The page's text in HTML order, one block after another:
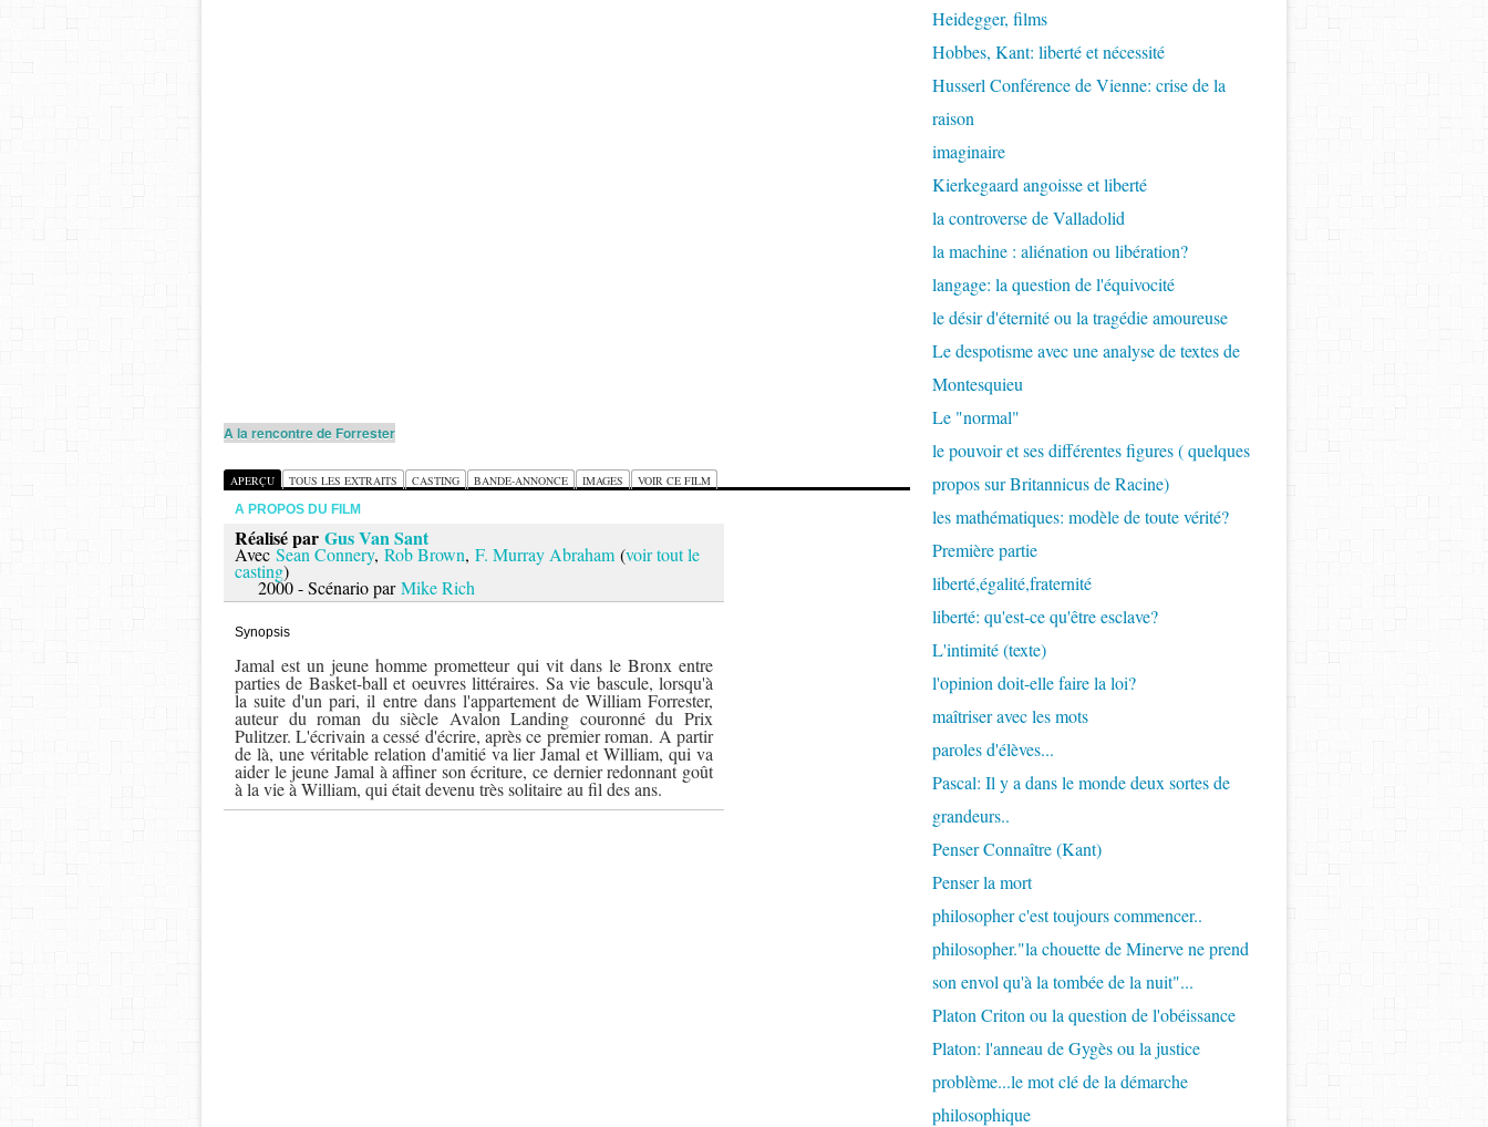
A la rencontre de Forrester
APERÇU TOUS LES EXTRAITS CASTING BANDE-ANNONCE IMAGES
VOIR CE FILM
A PROPOS DU FILM
Réalisé par Gus Van Sant
Avec Sean Connery, Rob Brown, F. Murray Abraham (voir tout le
casting)
2000 - Scénario parMike Rich
Synopsis
Jamal est un jeune homme prometteur qui vit dans le Bronx entre
parties de Basket-ball et oeuvres littéraires. Sa vie bascule, lorsqu'à
la suite d'un pari, il entre dans l'appartement de William Forrester,
auteur du roman du siècle Avalon Landing couronné du Prix
Pulitzer. L'écrivain a cessé d'écrire, après ce premier roman. A partir
de là, une véritable relation d'amitié va lier Jamal et William, qui va
aider le jeune Jamal à affiner son écriture, ce dernier redonnant goût
à la vie à William, qui était devenu très solitaire au fil des ans.
Heidegger, films
Hobbes, Kant: liberté et nécessité
Husserl Conférence de Vienne: crise de la
raison
imaginaire
Kierkegaard angoisse et liberté
la controverse de Valladolid
la machine : aliénation ou libération?
langage: la question de l'équivocité
le désir d'éternité ou la tragédie amoureuse
Le despotisme avec une analyse de textes de
Montesquieu
Le "normal"
le pouvoir et ses différentes figures ( quelques
propos sur Britannicus de Racine)
les mathématiques: modèle de toute vérité?
Première partie
liberté,égalité,fraternité
liberté: qu'est-ce qu'être esclave?
L'intimité (texte)
l'opinion doit-elle faire la loi?
maîtriser avec les mots
paroles d'élèves...
Pascal: Il y a dans le monde deux sortes de
grandeurs..
Penser Connaître (Kant)
Penser la mort
philosopher c'est toujours commencer..
philosopher."la chouette de Minerve ne prend
son envol qu'à la tombée de la nuit"...
Platon Criton ou la question de l'obéissance
Platon: l'anneau de Gygès ou la justice
problème...le mot clé de la démarche
philosophique